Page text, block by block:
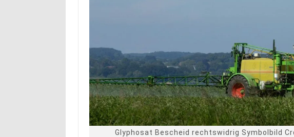
Glyphosat Bescheid rechtswidrig Symbolbild